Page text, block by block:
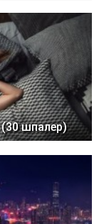
(30 шпалер)